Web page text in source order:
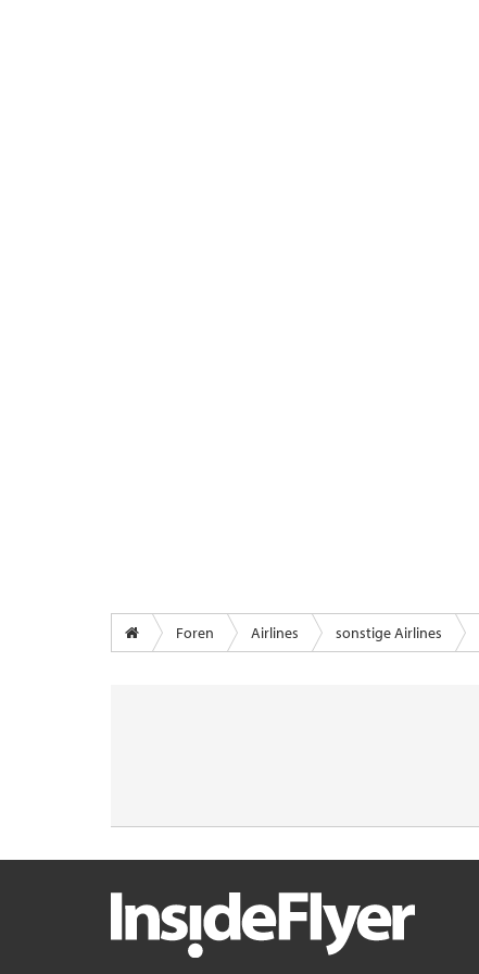
Foren Airlines sonstige Airlines